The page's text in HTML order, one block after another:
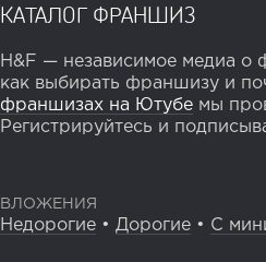
КАТАЛОГ ФРАНШИЗ
H&F — независимое медиа о
как выбирать франшизу и
франшизах на Ютубе мы
Регистрируйтесь и
ВЛОЖЕНИЯ
Недорогие • Дорогие • С